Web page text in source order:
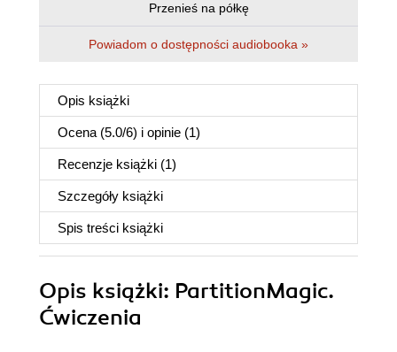
Przenieś na półkę
Powiadom o dostępności audiobooka »
Opis książki
Ocena (5.0/6) i opinie (1)
Recenzje książki (1)
Szczegóły książki
Spis treści książki
Opis książki: PartitionMagic.
Ćwiczenia